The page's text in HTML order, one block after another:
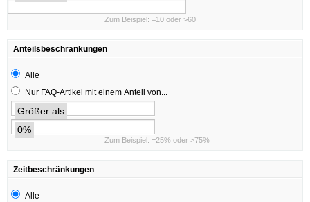
Zum Beispiel: =10 oder >60
Anteilsbeschränkungen
Alle
Nur FAQ-Artikel mit einem Anteil von...
Größer als
0%
Zum Beispiel: =25% oder >75%
Zeitbeschränkungen
Alle